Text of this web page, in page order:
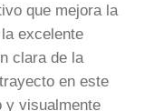
que mejora la
excelente
clara de la
en este
y visualmente